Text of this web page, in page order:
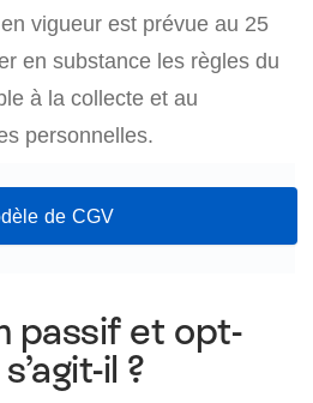
vigueur est prévue au 25
en substance les règles du
à la collecte et au
personnelles.
de CGV
passif et opt-
il ?